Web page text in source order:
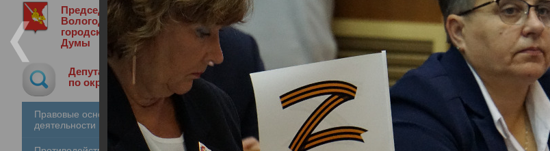
Председатель
Вологодской
городской
Думы
Депутат
по округу
Правовые основы
деятельности
Медиа библиотека Фотогалерея
38-я сессия Вологодской городской Думы
38-я сессия Вологодской городской Думы
26.10.2023